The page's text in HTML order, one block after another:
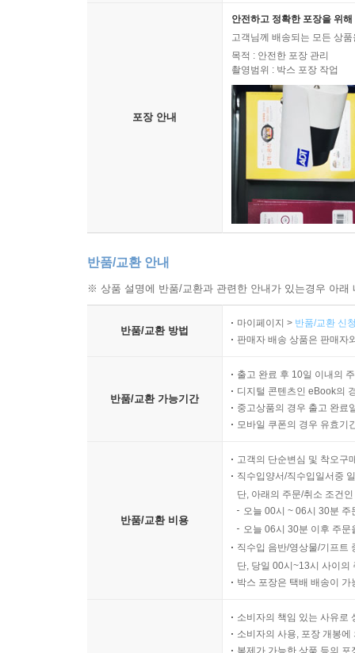
포장 안내
안전하고 정확한 포장을 위
고객님께 배송되는 모든 상
목적 : 안전한 포장 관리
촬영범위 : 박스 포장 작업
반품/교환 안내
※ 상품 설명에 반품/교환과 관련한 안내가 있는경우 아
반품/교환 방법
마이페이지 > 반품/교환 신
판매자 배송 상품은 판매자
반품/교환 가능기간
출고 완료 후 10일 이내의
디지털 콘텐츠인 eBook의
중고상품의 경우 출고 완료
모바일 쿠폰의 경우 유효기
반품/교환 비용
고객의 단순변심 및 착오구
직수입양서/직수입일서중
단, 아래의 주문/취소 조건
오늘 00시 ~ 06시 30분
오늘 06시 30분 이후 주
직수입 음반/영상물/기프트
단, 당일 00시~13시 사이의
박스 포장은 택배 배송이
소비자의 책임 있는 사유로
소비자의 사용, 포장 개봉